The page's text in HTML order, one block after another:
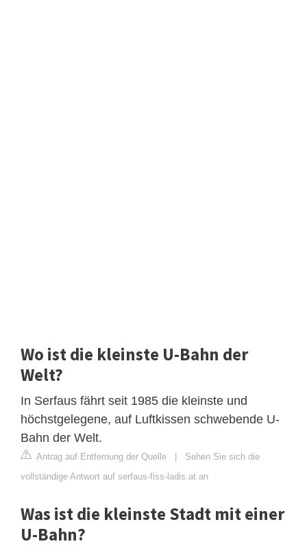
Wo ist die kleinste U-Bahn der
Welt?
In Serfaus fährt seit 1985 die kleinste und
höchstgelegene, auf Luftkissen schwebende U-
Bahn der Welt.
Antrag auf Entfernung der Quelle | Sehen Sie sich die
vollständige Antwort auf serfaus-fiss-ladis.at an
Was ist die kleinste Stadt mit einer
U-Bahn?